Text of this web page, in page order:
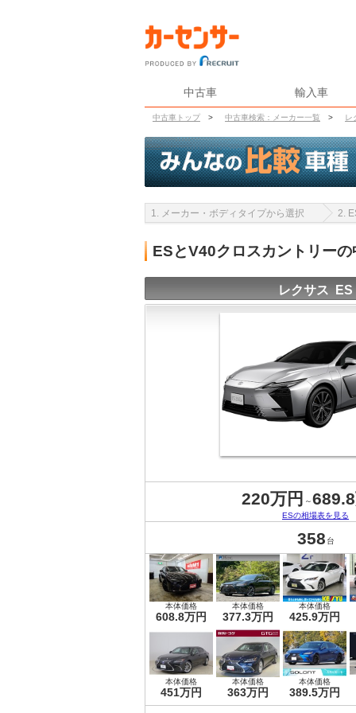
中古車 輸入車
中古車トップ > 中古車検索：メーカー一覧 > レ
1. メーカー・ボディタイプから選択 2.
ESとV40クロスカントリー
レクサス ES
220万円 ～
ESの相場表を見る
358 台
本体価格
608.8万円
本体価格
377.3万円
本体価格
425.9万円
本体価格
451万円
本体価格
363万円
本体価格
389.5万円